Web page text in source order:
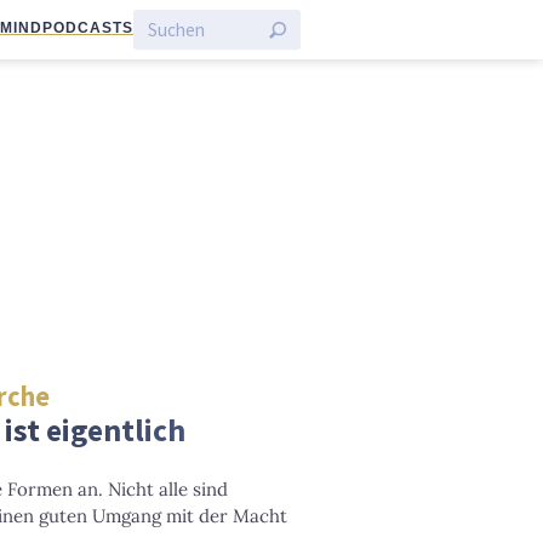
PODCASTS
ist eigentlich
an. Nicht alle sind
guten Umgang mit der Macht